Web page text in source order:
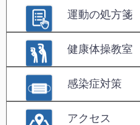
運動の処方箋
健康体操教室
感染症対策
アクセス